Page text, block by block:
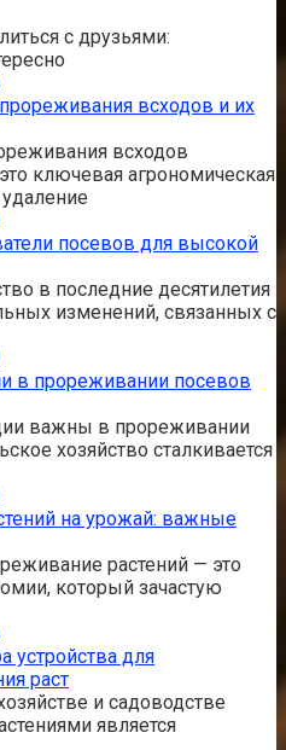
с друзьями:
всходов и их
всходов
ключевая агрономическая
посевов для высокой
в последние десятилетия
изменений, связанных с
в прореживании посевов
важны в прореживании
хозяйство сталкивается
на урожай: важные
растений — это
который зачастую
устройства для
раст
и садоводстве
является